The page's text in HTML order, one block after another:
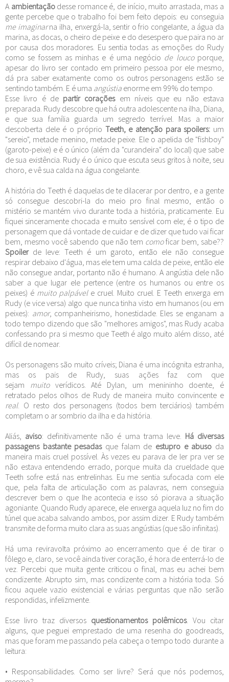
A ambientação desse romance é, de início, muito arrastada, mas a
gente percebe que o trabalho foi bem feito depois: eu conseguia
me imaginarna ilha, enxergá-la, sentir o frio congelante, a água da
marina, as docas, o cheiro de peixe e do desespero que paira no ar
por causa dos moradores. Eu sentia todas as emoções do Rudy
como se fossem as minhas e é uma negócio de loucoporque,
apesar do livro ser contado em primeiro pessoa por ele mesmo,
dá pra saber exatamente como os outros personagens estão se
sentindo também. E é uma angústia enorme em 99% do tempo.
Esse livro é de partir coraçõesem níveis que eu não estava
preparada. Rudy descobre que há outra adolescente na ilha, Diana,
e que sua família guarda um segredo terrível. Mas a maior
descoberta dele é o próprio Teeth, e atenção para spoilers: um
"sereio", metade menino, metade peixe. Ele o apelida de "fishboy"
(garoto-peixe) e é o único (além da "curandeira" do local) que sabe
de sua existência. Rudy é o único que escuta seus gritos à noite, seu
choro, e vê sua calda na água congelante.
A história do Teeth é daquelas de te dilacerar por dentro, e a gente
só consegue descobri-la do meio pro final mesmo, então o
mistério se mantém vivo durante toda a história, praticamente. Eu
fiquei sinceramente chocada e muito sensível com ele; é o tipo de
personagem que dá vontade de cuidar e de dizer que tudo vai ficar
bem, mesmo você sabendo que não tem comoficar bem, sabe??
Spoilerde leve: Teeth é um garoto, então ele não consegue
respirar debaixo d'água, mas ele tem uma calda de peixe, então ele
não consegue andar, portanto não é humano. A angústia dele não
saber a que lugar ele pertence (entre os humanos ou entre os
peixes) é muito palpávele cruel. Muito cruel. E Teeth enxerga em
Rudy (e vice versa) algo que nunca tinha visto em humanos (ou em
peixes): amor, companheirismo, honestidade. Eles se enganam a
todo tempo dizendo que são "melhores amigos", mas Rudy acaba
confessando pra si mesmo que Teeth é algo muito além disso, até
difícil de nomear.
Os personagens são muito críveis; Diana é uma incógnita estranha,
mas os pais de Rudy, suas ações faz com que
sejam muitoverídicos. Até Dylan, um menininho doente, é
retratado pelos olhos de Rudy de maneira muito convincente e
real. O resto dos personagens (todos bem terciários) também
completam o ar sombrio da ilha e da história.
Aliás, aviso: definitivamente não é uma trama leve. Há diversas
passagens bastante pesadasque falam de estupro e abuso da
maneira mais cruel possível. Às vezes eu parava de ler pra ver se
não estava entendendo errado, porque muita da crueldade que
Teeth sofre está nas entrelinhas. Eu me sentia sufocada com ele
que, pela falta de articulação com as palavras, nem conseguia
descrever bem o que lhe acontecia e isso só piorava a situação
agoniante. Quando Rudy aparece, ele enxerga aquela luz no fim do
túnel que acaba salvando ambos, por assim dizer. E Rudy também
transmite de forma muito clara as suas angústias (que são infinitas).
Há uma reviravolta próximo ao encerramento que é de tirar o
fôlego e, claro, se você ainda tiver coração, é hora de enterrá-lo de
vez. Percebi que muita gente criticou o final, mas eu achei bem
condizente. Abrupto sim, mas condizente com a história toda. Só
ficou aquele vazio existencial e várias perguntas que não serão
respondidas, infelizmente.
Esse livro traz diversos questionamentos polêmicos. Vou citar
alguns, que peguei emprestado de uma resenha do goodreads,
mas que foram me passando pela cabeça o tempo todo durante a
leitura:
• Responsabilidades. Como ser livre? Será que nós podemos,